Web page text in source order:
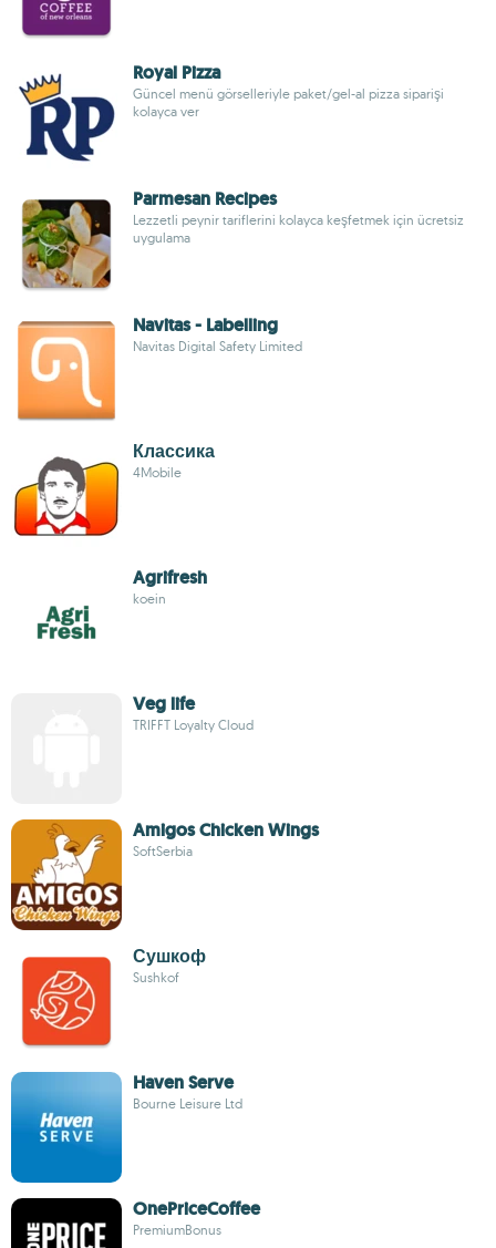
Royal Pizza
Güncel menü görselleriyle paket/gel-al pizza siparişi
kolayca ver
Parmesan Recipes
Lezzetli peynir tariflerini kolayca keşfetmek için ücretsiz
uygulama
Navitas - Labelling
Navitas Digital Safety Limited
Классика
4Mobile
Agrifresh
koein
Veg life
TRIFFT Loyalty Cloud
Amigos Chicken Wings
SoftSerbia
Сушкоф
Sushkof
Haven Serve
Bourne Leisure Ltd
OnePriceCoffee
PremiumBonus